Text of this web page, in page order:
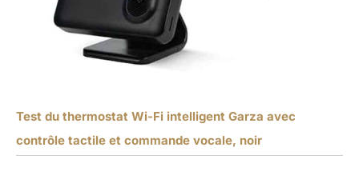
Test du thermostat Wi-Fi intelligent Garza avec
contrôle tactile et commande vocale, noir